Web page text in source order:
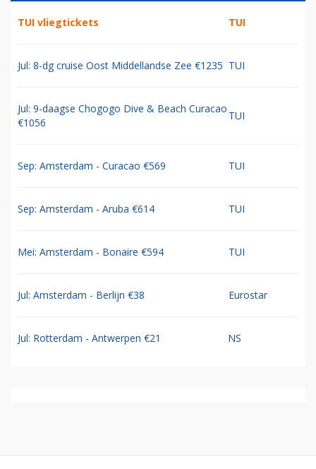
TUI vliegtickets TUI
Jul: 8-dg cruise Oost Middellandse Zee €1235 TUI
Jul: 9-daagse Chogogo Dive & Beach Curacao
€1056
TUI
Sep: Amsterdam - Curacao €569 TUI
Sep: Amsterdam - Aruba €614 TUI
Mei: Amsterdam - Bonaire €594 TUI
Jul: Amsterdam - Berlijn €38 Eurostar
Jul: Rotterdam - Antwerpen €21 NS